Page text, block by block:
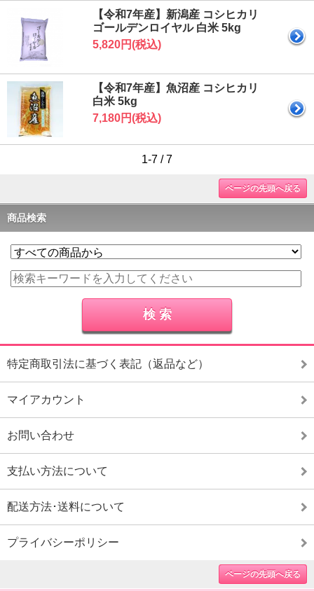
【令和7年産】新潟産 コシヒカリ
ゴールデンロイヤル 白米 5kg
5,820円(税込)
【令和7年産】魚沼産 コシヒカリ
白米 5kg
7,180円(税込)
1-7 / 7
ページの先頭へ戻る
商品検索
特定商取引法に基づく表記（返品など）
マイアカウント
お問い合わせ
支払い方法について
配送方法･送料について
プライバシーポリシー
ページの先頭へ戻る